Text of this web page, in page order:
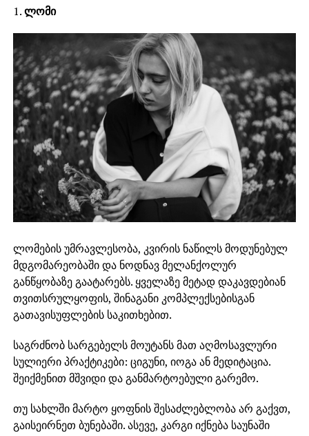
1.ლომი
ლომების უმრავლესობა, კვირის ნაწილს მოდუნებულ
მდგომარეობაში და ნოდნავ მელანქოლურ
განწყობაზე გაატარებს. ყველაზე მეტად დაკავდებიან
თვითსრულყოფის, შინაგანი კომპლექსებისგან
გათავისუფლების საკითხებით.
საგრძნობ სარგებელს მოუტანს მათ აღმოსავლური
სულიერი პრაქტიკები: ციგუნი, იოგა ან მედიტაცია.
შეიქმენით მშვიდი და განმარტოებული გარემო.
თუ სახლში მარტო ყოფნის შესაძლებლობა არ გაქვთ,
გაისეირნეთ ბუნებაში. ასევე, კარგი იქნება საუნაში